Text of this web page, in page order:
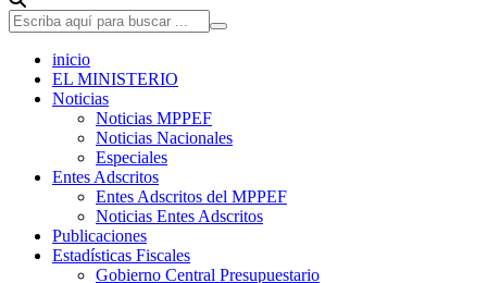
inicio
EL MINISTERIO
Noticias
Noticias MPPEF
Noticias Nacionales
Especiales
Entes Adscritos
Entes Adscritos del MPPEF
Noticias Entes Adscritos
Publicaciones
Estadísticas Fiscales
Gobierno Central Presupuestario